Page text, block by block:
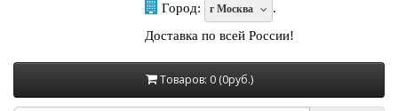
Город:
г Москва
.
Доставка по всей России!
Товаров: 0 (0руб.)